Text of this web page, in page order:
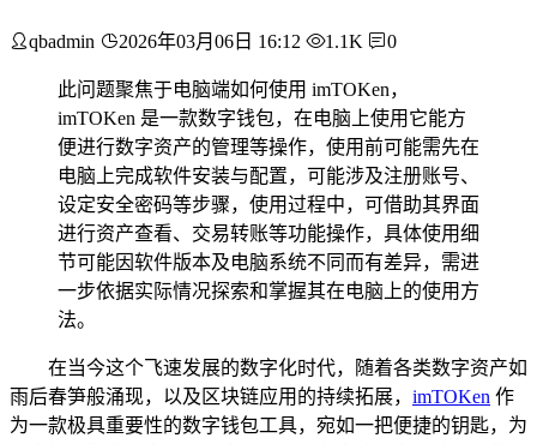
qbadmin 2026年03月06日 16:12 1.1K 0
此问题聚焦于电脑端如何使用 imTOKen，
imTOKen 是一款数字钱包，在电脑上使用它能方
便进行数字资产的管理等操作，使用前可能需先在
电脑上完成软件安装与配置，可能涉及注册账号、
设定安全密码等步骤，使用过程中，可借助其界面
进行资产查看、交易转账等功能操作，具体使用细
节可能因软件版本及电脑系统不同而有差异，需进
一步依据实际情况探索和掌握其在电脑上的使用方
法。
在当今这个飞速发展的数字化时代，随着各类数字资产如
雨后春笋般涌现，以及区块链应用的持续拓展， imTOKen 作
为一款极具重要性的数字钱包工具，宛如一把便捷的钥匙，为